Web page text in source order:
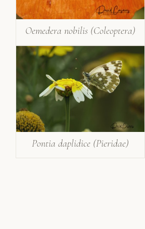
Oemedera nobilis (Coleoptera)
Pontia daplidice (Pieridae)